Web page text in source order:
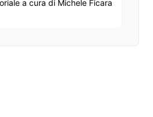
a cura di Michele Ficara